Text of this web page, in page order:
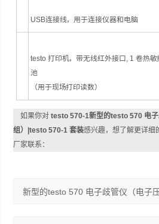
USB连接线，用于连接仪器和电脑
testo 打印机，带无线红外接口, 1 卷热敏
池
（用于现场打印读数）
如果你对testo 570-1新型的testo 570 电
组）|testo 570-1 套装感兴趣，想了解更详细
厂家联系：